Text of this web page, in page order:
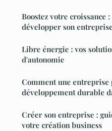
Boostez votre croissance
développer son entreprise
Libre énergie : vos
d'autonomie
Comment une
développement durable
Créer son entreprise :
votre création business